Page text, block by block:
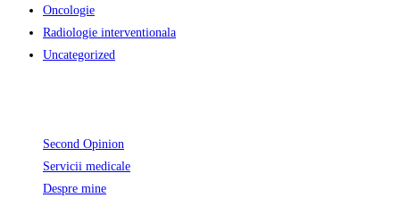
Oncologie
Radiologie interventionala
Uncategorized
Second Opinion
Servicii medicale
Despre mine